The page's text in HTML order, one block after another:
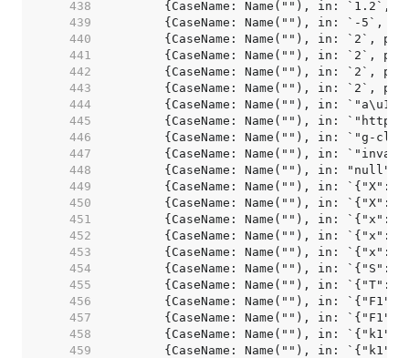
   438
   439
   440
   441
   442
   443
   444
   445
   446
   447
   448
   449
   450
   451
   452
   453
   454
   455
   456
   457
   458
   459